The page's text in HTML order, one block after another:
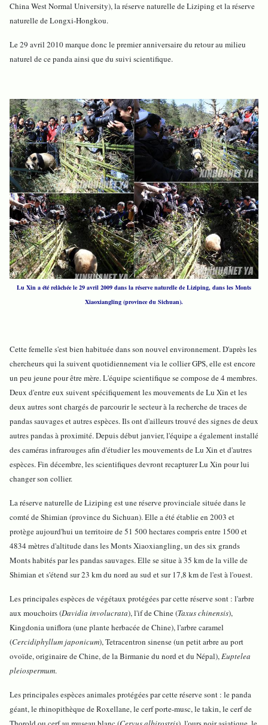
China West Normal University), la réserve naturelle de Liziping et la réserve
naturelle de Longxi-Hongkou.
Le 29 avril 2010 marque donc le premier anniversaire du retour au milieu
naturel de ce panda ainsi que du suivi scientifique.
Lu Xin a été relâchée le 29 avril 2009 dans la réserve naturelle de Liziping, dans les Monts
Xiaoxiangling (province du Sichuan).
Cette femelle s'est bien habituée dans son nouvel environnement. D'après les
chercheurs qui la suivent quotidiennement via le collier GPS, elle est encore
un peu jeune pour être mère. L'équipe scientifique se compose de 4 membres.
Deux d'entre eux suivent spécifiquement les mouvements de Lu Xin et les
deux autres sont chargés de parcourir le secteur à la recherche de traces de
pandas sauvages et autres espèces. Ils ont d'ailleurs trouvé des signes de deux
autres pandas à proximité. Depuis début janvier, l'équipe a également installé
des caméras infrarouges afin d'étudier les mouvements de Lu Xin et d'autres
espèces. Fin décembre, les scientifiques devront recapturer Lu Xin pour lui
changer son collier.
La réserve naturelle de Liziping est une réserve provinciale située dans le
comté de Shimian (province du Sichuan). Elle a été établie en 2003 et
protège aujourd'hui un territoire de 51 500 hectares compris entre 1500 et
4834 mètres d'altitude dans les Monts Xiaoxiangling, un des six grands
Monts habités par les pandas sauvages. Elle se situe à 35 km de la ville de
Shimian et s'étend sur 23 km du nord au sud et sur 17,8 km de l'est à l'ouest.
Les principales espèces de végétaux protégées par cette réserve sont : l'arbre
aux mouchoirs (Davidia involucrata), l'if de Chine (Taxus chinensis),
Kingdonia uniflora (une plante herbacée de Chine), l'arbre caramel
(Cercidiphyllum japonicum), Tetracentron sinense (un petit arbre au port
ovoïde, originaire de Chine, de la Birmanie du nord et du Népal),Euptelea
pleiospermum.
Les principales espèces animales protégées par cette réserve sont : le panda
géant, le rhinopithèque de Roxellane, le cerf porte-musc, le takin, le cerf de